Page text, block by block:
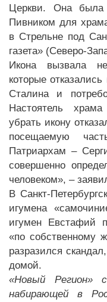
Церкви. Она была
Пивником для
в Стрельне под
газета» (Северо-
Икона вызвала
которые
Сталина и
Настоятель храма
убрать икону
посещаемую
Патриархам –
совершенно
человеком», –
В Санкт-
игумена
игумен Евстафий
«по собственному
разразился
домой.
«Новый Регион»
набирающей в